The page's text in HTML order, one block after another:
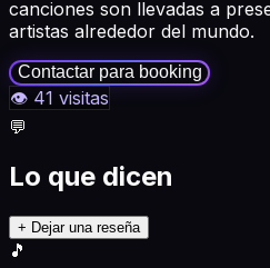
canciones son llevadas a
artistas alrededor del mundo.
Contactar para booking
👁 41 visitas
💬
Lo que dicen
+ Dejar una reseña
🎵